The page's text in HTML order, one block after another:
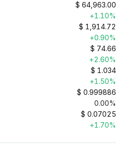
$ 64,963.00
+1.10%
$ 1,914.72
+0.90%
$ 74.66
+2.60%
$ 1.034
+1.50%
$ 0.999886
0.00%
$ 0.07025
+1.70%